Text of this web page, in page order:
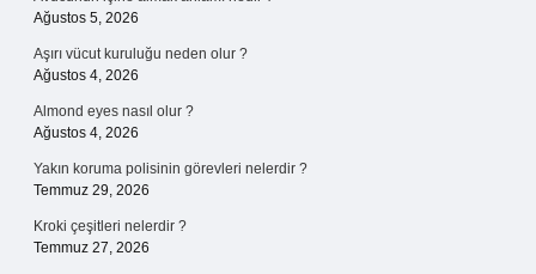
Ağustos 5, 2026
Aşırı vücut kuruluğu neden olur ?
Ağustos 4, 2026
Almond eyes nasıl olur ?
Ağustos 4, 2026
Yakın koruma polisinin görevleri nelerdir ?
Temmuz 29, 2026
Kroki çeşitleri nelerdir ?
Temmuz 27, 2026